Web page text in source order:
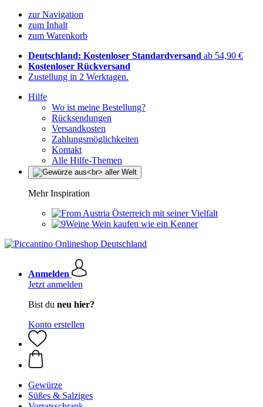
zur Navigation
zum Inhalt
zum Warenkorb
Deutschland: Kostenloser Standardversand ab 54,90 €
Kostenloser Rückversand
Zustellung in 2 Werktagen.
Hilfe
Wo ist meine Bestellung?
Rücksendungen
Versandkosten
Zahlungsmöglichkeiten
Kontakt
Alle Hilfe-Themen
Mehr Inspiration
Österreich mit seiner Vielfalt
Wein kaufen wie ein Kenner
Anmelden
Jetzt anmelden
Bist du neu hier?
Konto erstellen
Gewürze
Süßes & Salziges